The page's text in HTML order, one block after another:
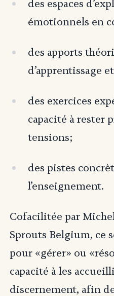
des espaces
émotionnels en
des apports
d’apprentissage
des exercices
capacité à rester
tensions;
des pistes
l’enseignement.
Cofacilitée par
Sprouts Belgium, ce
pour «gérer» ou
capacité à les
discernement, afin